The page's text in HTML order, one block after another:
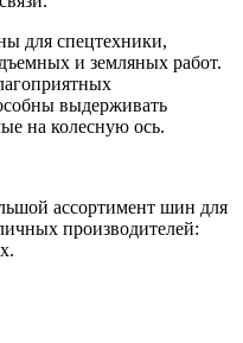
для спецтехники,
и земляных работ.
выдерживать
на колесную ось.
ассортимент шин для
производителей: